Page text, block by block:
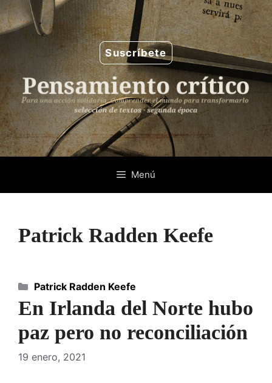
Saltar
al
contenido
Suscríbete
Menú
Patrick Radden Keefe
En Irlanda del Norte hubo
paz pero no reconciliación
19 enero, 2021
Categorías
Patrick Radden Keefe